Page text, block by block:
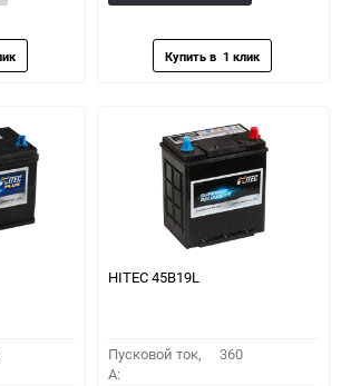
HITEC 45B19L
Пусковой ток,
A:
360